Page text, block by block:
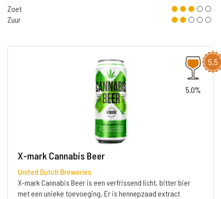
Zoet
Zuur
5,5
5.0%
X-mark Cannabis Beer
United Dutch Breweries
X-mark Cannabis Beer is een verfrissend licht, bitter bier
met een unieke toevoeging. Er is hennepzaad extract